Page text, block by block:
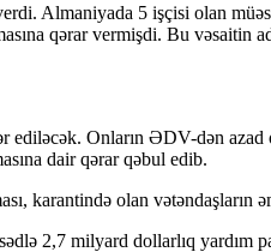
Almaniyada 5 işçisi olan
qərar vermişdi. Bu
Onların ƏDV-dən
dair qərar qəbul edib.
karantində olan
2,7 milyard dollarlıq yardım